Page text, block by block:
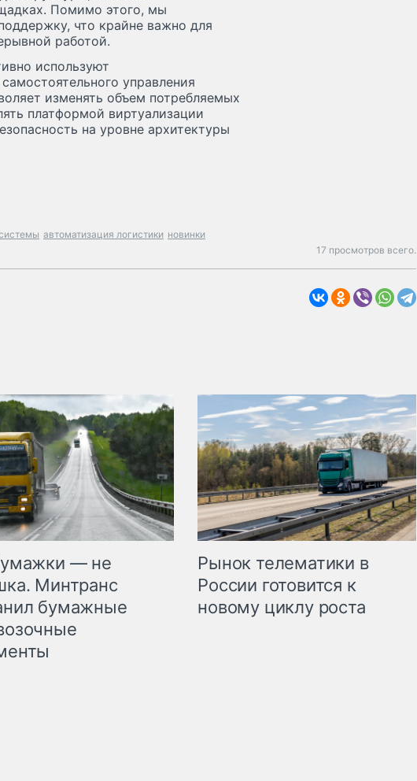
Помимо этого, мы
что крайне важно для
работой.
используют
управления
изменять объем потребляемых
платформой виртуализации
на уровне архитектуры
автоматизация логистики новинки
17 просмотров всего.
— не
Минтранс
бумажные
Рынок телематики в
России готовится к
новому циклу роста